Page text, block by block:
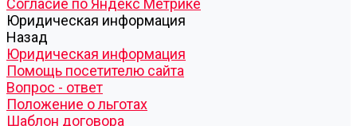
Согласие по Яндекс Метрике
Юридическая информация
Назад
Юридическая информация
Помощь посетителю сайта
Вопрос - ответ
Положение о льготах
Шаблон договора